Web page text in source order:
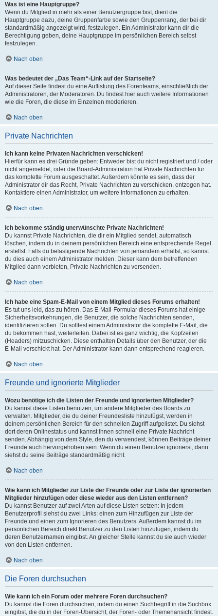
Was ist eine Hauptgruppe?
Wenn du Mitglied in mehr als einer Benutzergruppe bist, dient die
Hauptgruppe dazu, deine Gruppenfarbe sowie den Gruppenrang, der bei dir
standardmäßig angezeigt wird, festzulegen. Ein Administrator kann dir die
Berechtigung geben, deine Hauptgruppe im persönlichen Bereich selbst
festzulegen.
Nach oben
Was bedeutet der „Das Team“-Link auf der Startseite?
Auf dieser Seite findest du eine Auflistung des Forenteams, einschließlich der
Administratoren, der Moderatoren. Du findest hier auch weitere Informationen
wie die Foren, die diese im Einzelnen moderieren.
Nach oben
Private Nachrichten
Ich kann keine Privaten Nachrichten verschicken!
Hierfür kann es drei Gründe geben: Entweder bist du nicht registriert und / oder
nicht angemeldet, oder die Board-Administration hat Private Nachrichten für
das komplette Forum ausgeschaltet. Außerdem könnte es sein, dass der
Administrator dir das Recht, Private Nachrichten zu verschicken, entzogen hat.
Kontaktiere einen Administrator, um weitere Informationen zu erhalten.
Nach oben
Ich bekomme ständig unerwünschte Private Nachrichten!
Du kannst Private Nachrichten, die dir ein Mitglied sendet, automatisch
löschen, indem du in deinem persönlichen Bereich eine entsprechende Regel
erstellst. Falls du belästigende Nachrichten von jemandem erhältst, so kannst
du dies auch einem Administrator melden. Dieser kann dem betreffenden
Mitglied dann verbieten, Private Nachrichten zu versenden.
Nach oben
Ich habe eine Spam-E-Mail von einem Mitglied dieses Forums erhalten!
Es tut uns leid, das zu hören. Das E-Mail-Formular dieses Forums hat einige
Sicherheitsvorkehrungen, die Benutzer, die solche Nachrichten senden,
identifizieren sollen. Du solltest einem Administrator die komplette E-Mail, die
du bekommen hast, weiterleiten. Dabei ist es ganz wichtig, die Kopfzeilen
(Headers) mitzuschicken. Diese enthalten Details über den Benutzer, der die
E-Mail verschickt hat. Der Administrator kann dann entsprechend reagieren.
Nach oben
Freunde und ignorierte Mitglieder
Wozu benötige ich die Listen der Freunde und ignorierten Mitglieder?
Du kannst diese Listen benutzen, um andere Mitglieder des Boards zu
verwalten. Mitglieder, die du deiner Freundesliste hinzufügst, werden in
deinem persönlichen Bereich für den schnellen Zugriff aufgelistet. Du siehst
dort deren Onlinestatus und kannst ihnen schnell eine Private Nachricht
senden. Abhängig von dem Style, den du verwendest, können Beiträge deiner
Freunde auch hervorgehoben sein. Wenn du einen Benutzer ignorierst, dann
siehst du seine Beiträge standardmäßig nicht.
Nach oben
Wie kann ich Mitglieder zur Liste der Freunde oder zur Liste der ignorierten
Mitglieder hinzufügen oder diese wieder aus den Listen entfernen?
Du kannst Benutzer auf zwei Arten auf diese Listen setzen: In jedem
Benutzerprofil siehst du zwei Links: einen zum Hinzufügen zur Liste der
Freunde und einen zum Ignorieren des Benutzers. Außerdem kannst du im
persönlichen Bereich direkt Benutzer zu den Listen hinzufügen, indem du
deren Benutzernamen eingibst. An gleicher Stelle kannst du sie auch wieder
von den Listen entfernen.
Nach oben
Die Foren durchsuchen
Wie kann ich ein Forum oder mehrere Foren durchsuchen?
Du kannst die Foren durchsuchen, indem du einen Suchbegriff in die Suchbox
eingibst, die du in der Foren-Übersicht, der Foren- oder Themenansicht findest.